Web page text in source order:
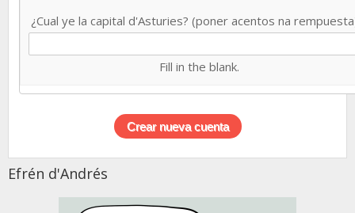
¿Cual ye la capital d'Asturies? (poner acentos na
Fill in the blank.
Efrén d'Andrés